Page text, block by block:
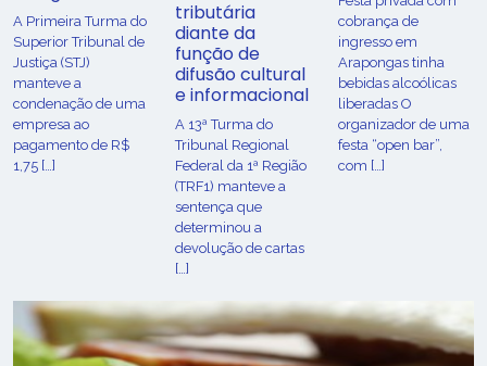
​A Primeira Turma do
Superior Tribunal de
Justiça (STJ)
manteve a
condenação de uma
empresa ao
pagamento de R$
1,75 […]
tributária
diante da
função de
difusão cultural
e informacional
A 13ª Turma do
Tribunal Regional
Federal da 1ª Região
(TRF1) manteve a
sentença que
determinou a
devolução de cartas
[…]
cobrança de
ingresso em
Arapongas tinha
bebidas alcoólicas
liberadas O
organizador de uma
festa “open bar”,
com […]